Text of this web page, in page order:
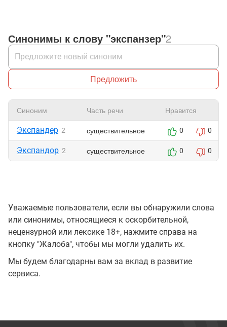
Синонимы к слову "экспанзер"2
Предложить
Синоним Часть речи Нравится
Экспандер 2 существительное 0 0
Экспандор 2 существительное 0 0
Уважаемые пользователи, если вы обнаружили слова
или синонимы, относящиеся к оскорбительной,
нецензурной или лексике 18+, нажмите справа на
кнопку "Жалоба", чтобы мы могли удалить их.
Мы будем благодарны вам за вклад в развитие
сервиса.